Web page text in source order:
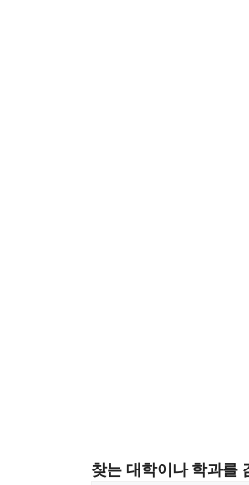
찾는 대학이나 학과를